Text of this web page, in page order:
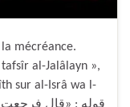
la mécréance.
al-Jalâlayn »,
sur al-Isrâ wa l-